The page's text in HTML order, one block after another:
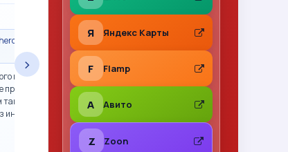
гитара
пользования,
прошитым xbox
и не смогли.
★ ★ ★ ★ ★
Сделка состоялась · Call of Duty 2: Big Red
One PS2 (sles-53415) (Англ
Все отлично. Фото перед отправкой, хорошо
упаковано. Рекомендую
›
Я Яндекс Карты
F Flamp
A Авито
Z Zoon